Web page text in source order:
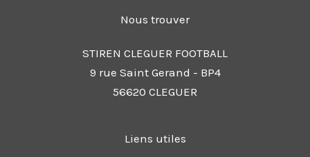
Nous trouver
STIREN CLEGUER FOOTBALL
9 rue Saint Gerand - BP4
56620 CLEGUER
Liens utiles